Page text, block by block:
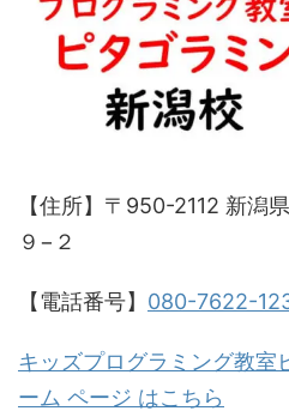
【住所】〒950-2112 新潟
９−２
【電話番号】 080-7622-
キッズプログラミング教室
ーム ページ はこちら